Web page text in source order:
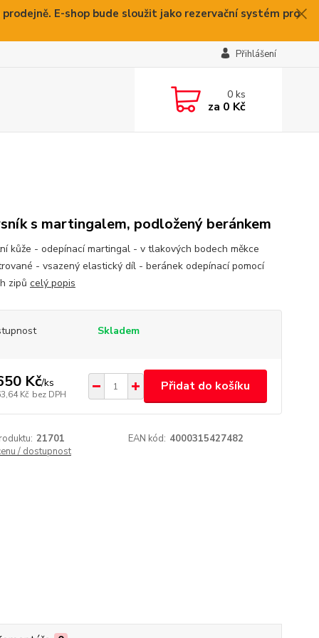
E-shop bude sloužit jako rezervační systém pro
Přihlášení
0ks
za 0 Kč
s martingalem, podložený beránkem
kůže - odepínací martingal - v tlakových bodech měkce
- vsazený elastický díl - beránek odepínací pomocí
zipů celý popis
Skladem
Kč/ks
Kč bez DPH
Přidat do košíku
21701 EAN kód: 4000315427482
/ dostupnost